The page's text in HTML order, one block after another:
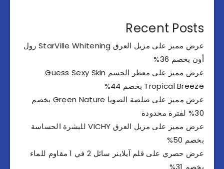
Recent Posts
عرض مميز على مزيل العرق StarVille Whitening رول
أون بخصم 36%
عرض مميز على معطر الجسم Guess Sexy Skin
Tropical Breeze بخصم 44%
عرض مميز على صلصة الصويا Green Nature بخصم
30% لفترة محدودة
عرض مميز على مزيل العرق VICHY للبشرة الحساسة
بخصم 50%
عرض حصري على قلم آيلاينر سائل 2 في 1 مقاوم للماء